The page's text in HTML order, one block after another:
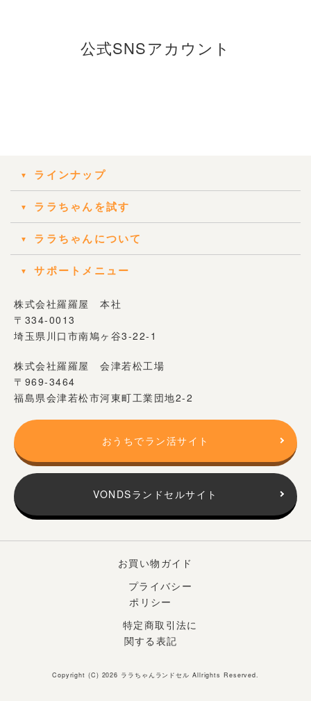
公式SNSアカウント
ラインナップ
ララちゃんを試す
ララちゃんについて
サポートメニュー
株式会社羅羅屋 本社
〒334-0013
埼玉県川口市南鳩ヶ谷3-22-1
株式会社羅羅屋 会津若松工場
〒969-3464
福島県会津若松市河東町工業団地2-2
おうちでラン活サイト
VONDSランドセルサイト
お買い物ガイド
プライバシー
ポリシー
特定商取引法に
関する表記
Copyright (C) 2026 ララちゃんランドセル Allrights Reserved.